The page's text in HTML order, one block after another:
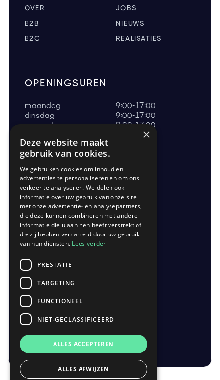
OVER
B2B
B2C
JOBS
NIEUWS
REALISATIES
OPENINGSUREN
maandag
dinsdag
woensdag
vrijdag
zaterdag
zondag
9:00-17:00
9:00-17:00
9:00-17:00
9:00-17:00
CONTACT
Kerkwegel 19
0496 50 61 94
meet@iconservices.tech
×
Deze website maakt
gebruik van cookies.
We gebruiken cookies om inhoud en
advertenties te personaliseren en om ons
verkeer te analyseren. We delen ook
informatie over uw gebruik van onze site
met onze advertentie- en analysepartners,
die deze kunnen combineren met andere
informatie die u aan hen heeft verstrekt of
die zij hebben verzameld door uw gebruik
van hun diensten. Lees verder
PRESTATIE
TARGETING
FUNCTIONEEL
NIET-GECLASSIFICEERD
ALLES ACCEPTEREN
ALLES AFWIJZEN